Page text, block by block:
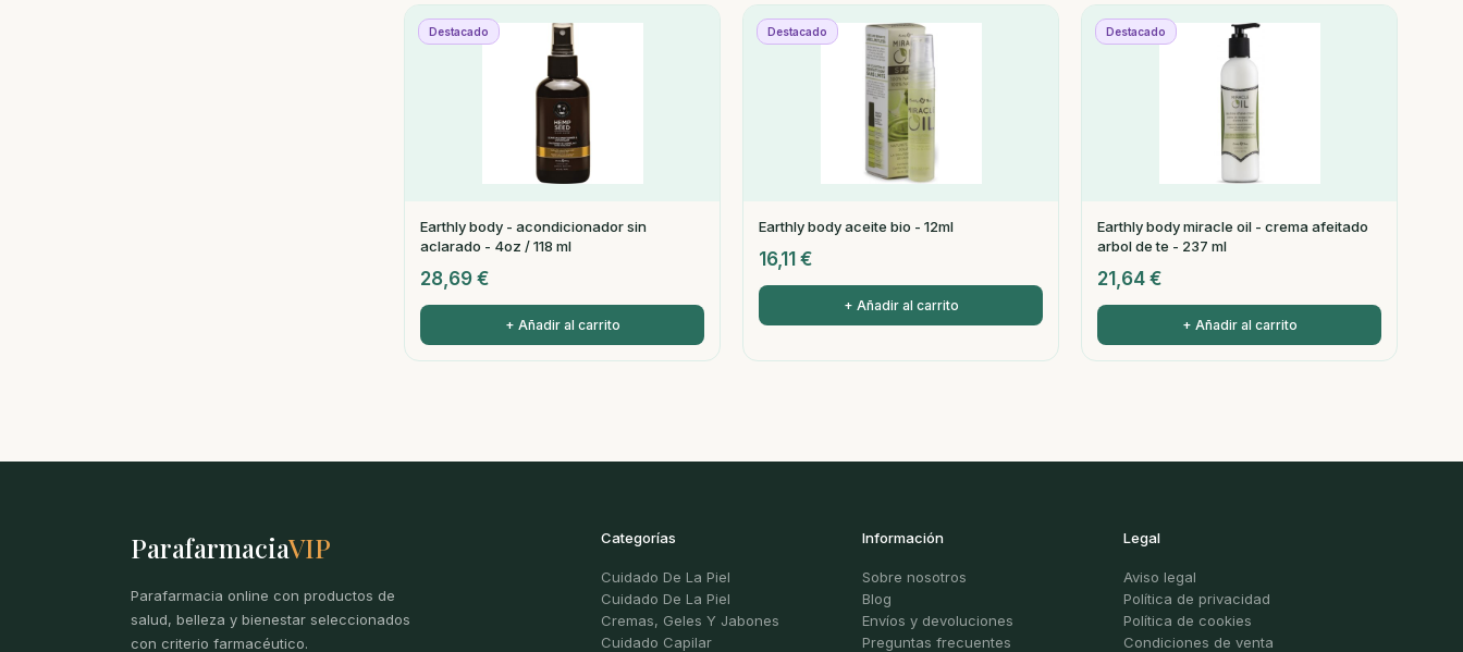
Destacado
Earthly body - acondicionador sin
aclarado - 4oz / 118 ml
28,69 €
+ Añadir al carrito
Destacado
Earthly body aceite bio - 12ml
16,11 €
+ Añadir al carrito
Destacado
Earthly body miracle oil - crema afeitado
arbol de te - 237 ml
21,64 €
+ Añadir al carrito
ParafarmaciaVIP
Parafarmacia online con productos de
salud, belleza y bienestar seleccionados
con criterio farmacéutico.
Categorías
Cuidado De La Piel
Cuidado De La Piel
Cremas, Geles Y Jabones
Cuidado Capilar
Información
Sobre nosotros
Blog
Envíos y devoluciones
Preguntas frecuentes
Legal
Aviso legal
Política de privacidad
Política de cookies
Condiciones de venta